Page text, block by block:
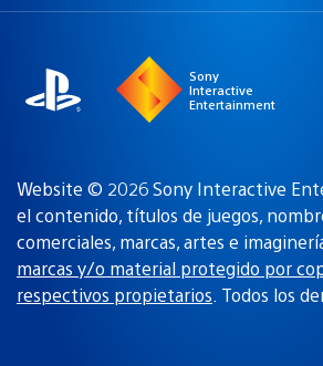
Sony
Interactive
Entertainment
Website © 2026 Sony Interactive
el contenido, títulos de juegos,
comerciales, marcas, artes e
marcas y/o material protegido por
respectivos propietarios. Todos los